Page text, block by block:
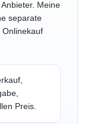
Meine
separate
Onlinekauf
Preis.